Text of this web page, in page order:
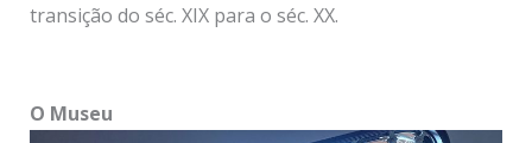
o
r
p
transição do séc. XIX para o séc. XX.
O Museu